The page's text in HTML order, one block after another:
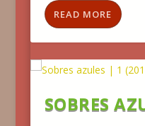
READ MORE
SOBRES